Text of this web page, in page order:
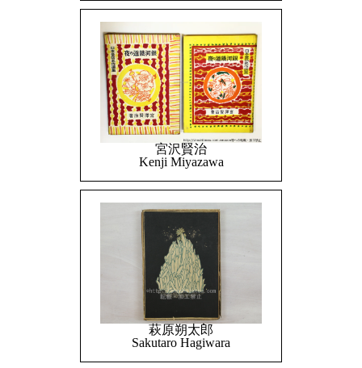
宮沢賢治
Kenji Miyazawa
萩原朔太郎
Sakutaro Hagiwara